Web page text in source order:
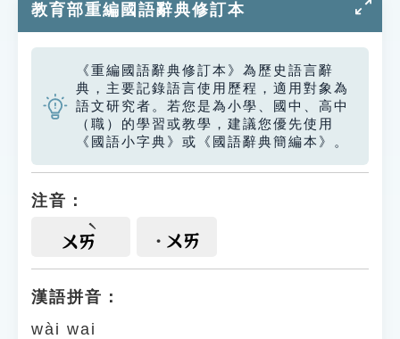
單字索引
生命大百科索引
遊戲專區
教學應用
貓頭鷹博士
教育部重編國語辭典修訂本
《重編國語辭典修訂本》為歷史語言辭
典，主要記錄語言使用歷程，適用對象為
語文研究者。若您是為小學、國中、高中
（職）的學習或教學，建議您優先使用
《國語小字典》或《國語辭典簡編本》。
注音：
ㄨㄞ ㄨㄞ
漢語拼音：
wài wai